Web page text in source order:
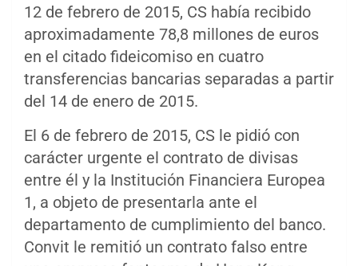
12 de febrero de 2015, CS había recibido
aproximadamente 78,8 millones de euros
en el citado fideicomiso en cuatro
transferencias bancarias separadas a partir
del 14 de enero de 2015.
El 6 de febrero de 2015, CS le pidió con
carácter urgente el contrato de divisas
entre él y la Institución Financiera Europea
1, a objeto de presentarla ante el
departamento de cumplimiento del banco.
Convit le remitió un contrato falso entre